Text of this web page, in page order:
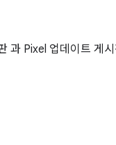
과 Pixel 업데이트 게